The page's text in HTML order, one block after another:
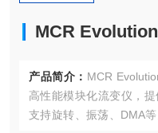
MCR
产品简介： MCR
高性能模块化流变仪，
支持旋转、振荡、DMA